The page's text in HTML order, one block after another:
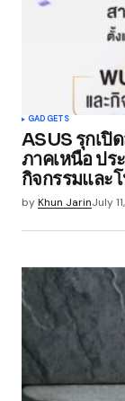
GADGETS
ASUS รุกเปิ
ภาคเหนือ ปร
กิจกรรมและ
byKhun JarinJuly